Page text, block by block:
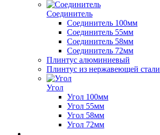
Соединитель
Соединитель 100мм
Соединитель 55мм
Соединитель 58мм
Соединитель 72мм
Плинтус алюминиевый
Плинтус из нержавеющей стали
Угол
Угол 100мм
Угол 55мм
Угол 58мм
Угол 72мм